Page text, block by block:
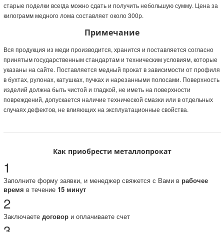
старые поделки всегда можно сдать и получить небольшую сумму. Цена за
килограмм медного лома составляет около 300р.
Примечание
Вся продукция из меди производится, хранится и поставляется согласно
принятым государственным стандартам и техническим условиям, которые
указаны на сайте. Поставляется медный прокат в зависимости от профиля
в бухтах, рулонах, катушках, пучках и нарезанными полосами. Поверхность
изделий должна быть чистой и гладкой, не иметь на поверхности
повреждений, допускается наличие технической смазки или в отдельных
случаях дефектов, не влияющих на эксплуатационные свойства.
Как приобрести металлопрокат
1
Заполните форму заявки, и менеджер свяжется с Вами в рабочее
время в течение 15 минут
2
Заключаете договори оплачиваете счет